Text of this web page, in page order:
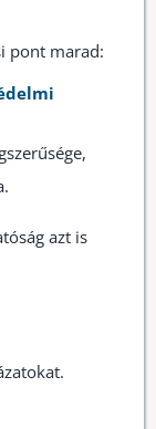
pont marad:
azt is